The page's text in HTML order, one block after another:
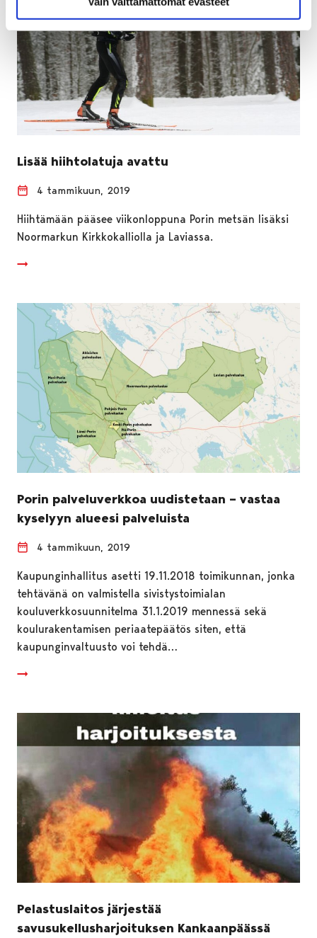
Lisää hiihtolatuja avattu
4 tammikuun, 2019
Hiihtämään pääsee viikonloppuna Porin metsän lisäksi
Noormarkun Kirkkokalliolla ja Laviassa.
Porin palveluverkkoa uudistetaan – vastaa
kyselyyn alueesi palveluista
4 tammikuun, 2019
Kaupunginhallitus asetti 19.11.2018 toimikunnan, jonka
tehtävänä on valmistella sivistystoimialan
kouluverkkosuunnitelma 31.1.2019 mennessä sekä
koulurakentamisen periaatepäätös siten, että
kaupunginvaltuusto voi tehdä…
Pelastuslaitos järjestää
savusukellusharjoituksen Kankaanpäässä